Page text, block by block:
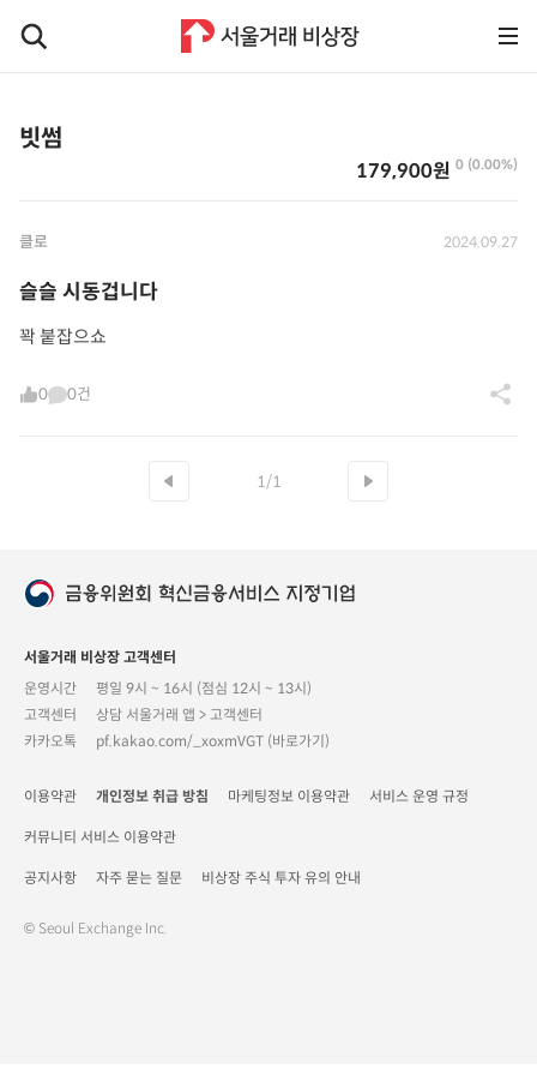
빗썸
0 (0.00%)
179,900원
클로 2024.09.27
슬슬 시동겁니다
꽉 붙잡으쇼
0 0건
1/1
서울거래 비상장 고객센터
운영시간
평일 9시 ~ 16시 (점심 12시 ~ 13시)
고객센터
상담 서울거래 앱 > 고객센터
카카오톡
pf.kakao.com/_xoxmVGT (바로가기)
이용약관 개인정보 취급 방침 마케팅정보 이용약관 서비스 운영 규정
커뮤니티 서비스 이용약관
공지사항 자주 묻는 질문 비상장 주식 투자 유의 안내
© Seoul Exchange Inc.